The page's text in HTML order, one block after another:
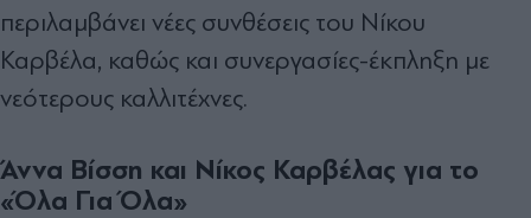
περιλαμβάνει νέες συνθέσεις του Νίκου
Καρβέλα, καθώς και συνεργασίες-έκπληξη με
νεότερους καλλιτέχνες.
Άννα Βίσση και Νίκος Καρβέλας για το
«Όλα Για Όλα»